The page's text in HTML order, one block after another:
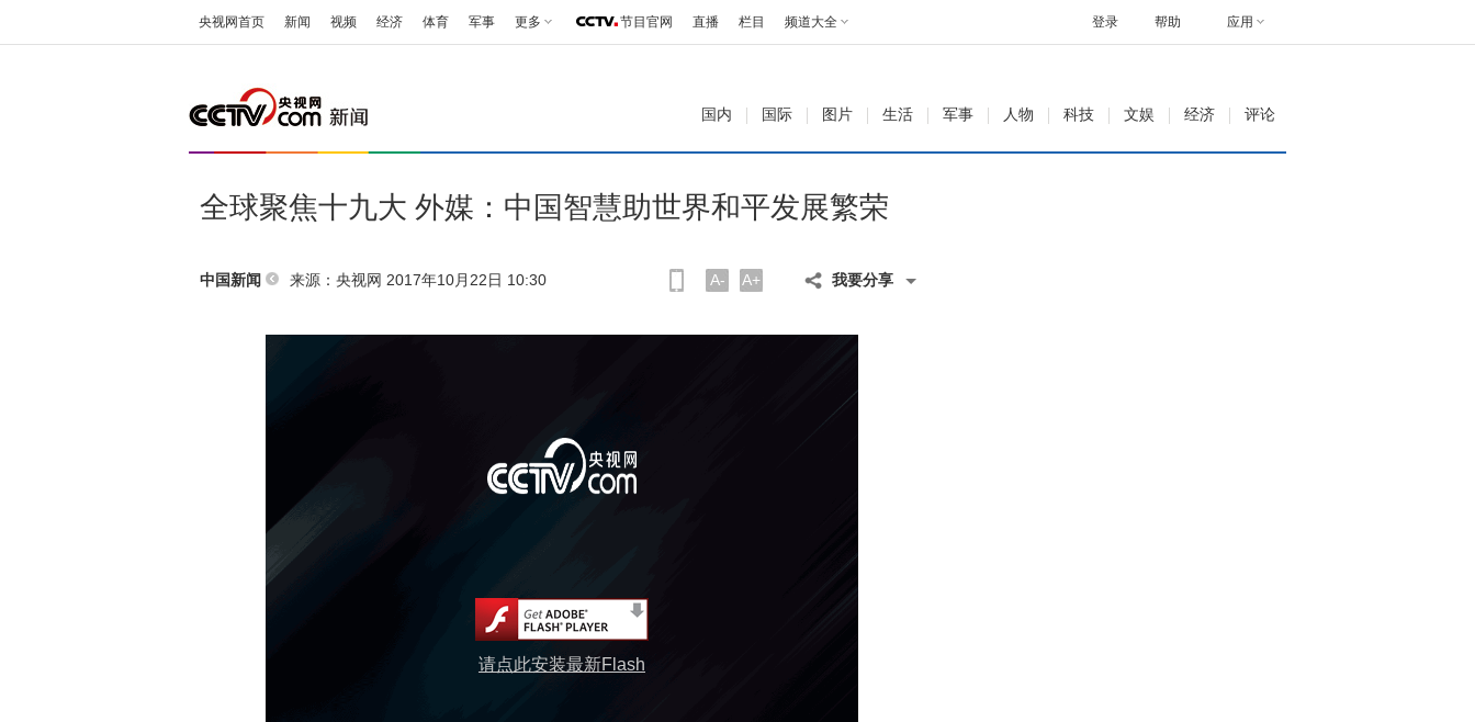
央视网首页 新闻 视频 经济 体育 军事 更多 节目官网 直播 栏目 频道大全 帮助 应用
登录
国内 国际 图片 生活 军事 人物 科技 文娱 经济 评论
全球聚焦十九大 外媒：中国智慧助世界和平发展繁荣
中国新闻 来源：央视网 2017年10月22日 10:30 A- A+ 我要分享
请点此安装最新Flash